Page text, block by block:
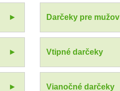
Darčeky pre mužov
Vtipné darčeky
Vianočné darčeky